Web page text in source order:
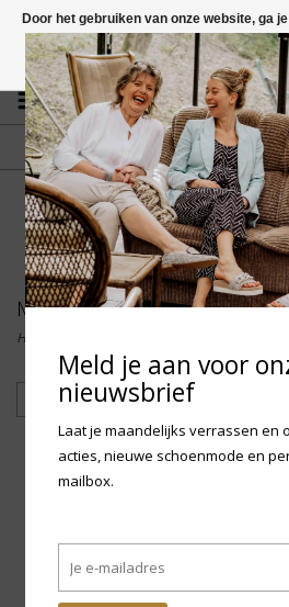
Vragen? App naar +31
GRATIS VERZENDING NL
Vanaf € 75,-
fdad
Merken
Home
Filteren
Door het gebruiken van onze website, ga
cookies om onze website te verbeteren.
Meer over
Meld je aan voor
nieuwsbrief
Laat je maandelijks verrassen en
acties, nieuwe schoenmode en
mailbox.